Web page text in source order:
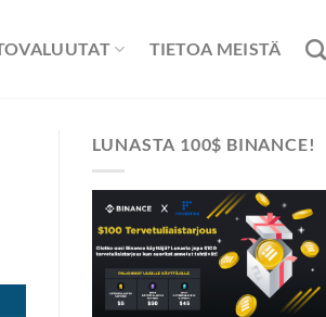
TIETOA MEISTÄ
LUNASTA 100$ BINANCE!